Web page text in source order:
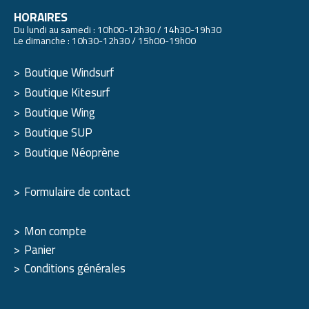
HORAIRES
Du lundi au samedi : 10h00-12h30 / 14h30-19h30
Le dimanche : 10h30-12h30 / 15h00-19h00
Boutique Windsurf
Boutique Kitesurf
Boutique Wing
Boutique SUP
Boutique Néoprène
Formulaire de contact
Mon compte
Panier
Conditions générales